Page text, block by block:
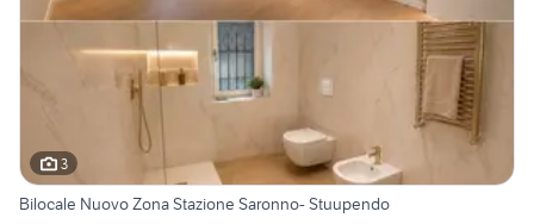
3
Bilocale Nuovo Zona Stazione Saronno- Stuupendo